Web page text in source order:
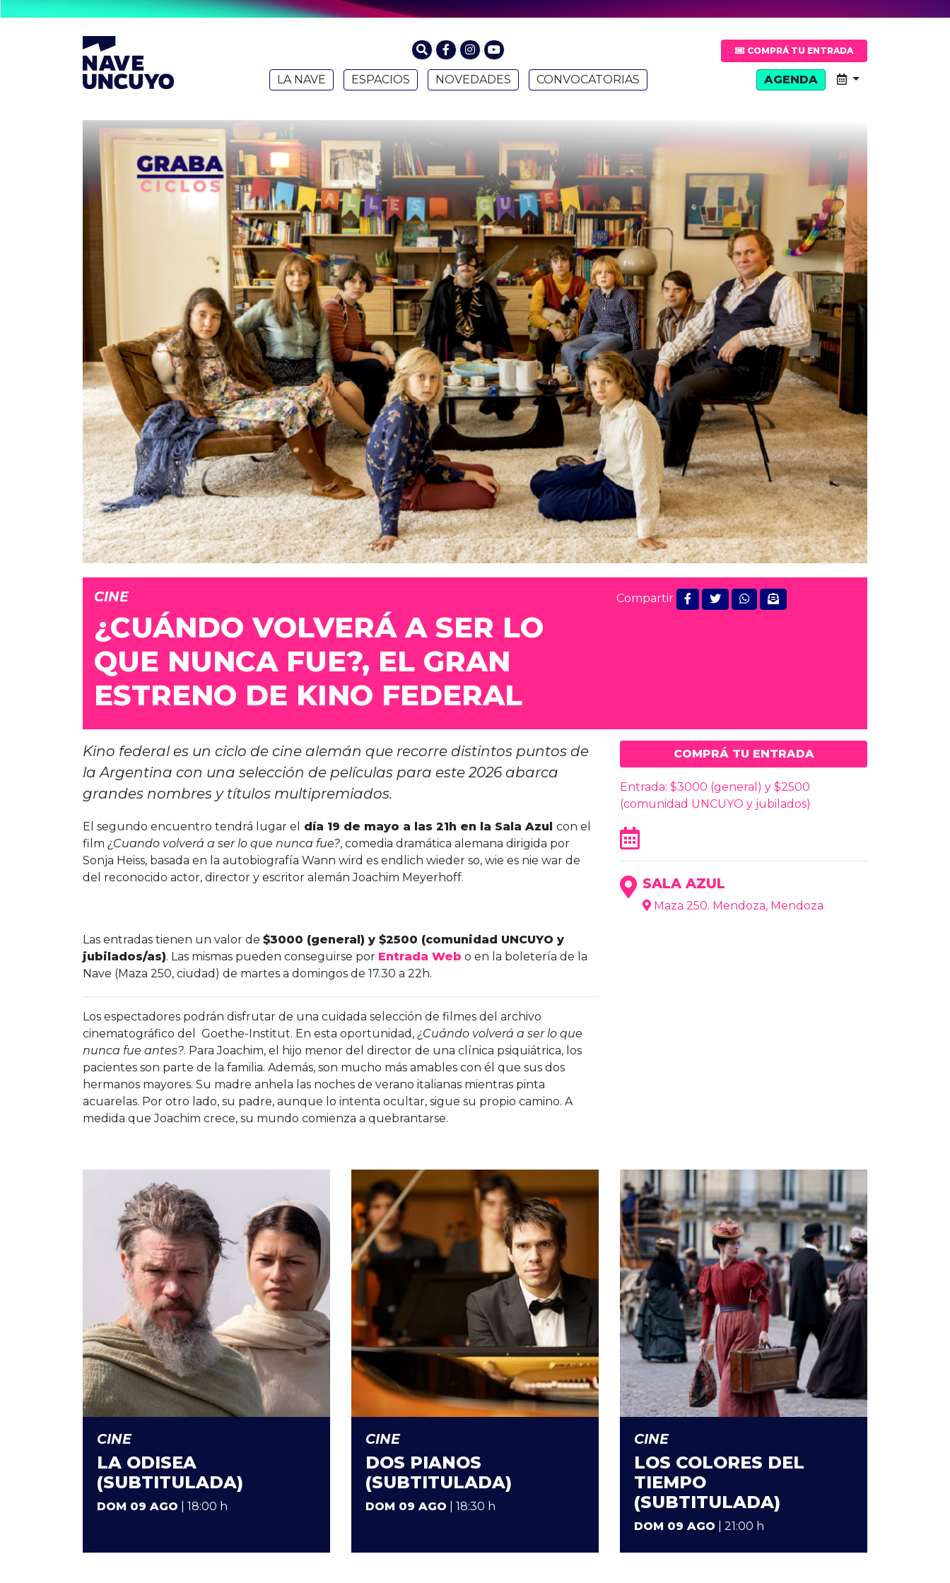
COMPRÁ TU ENTRADA
LA NAVE ESPACIOS NOVEDADES CONVOCATORIAS AGENDA
CINE
¿CUÁNDO VOLVERÁ A SER LO
QUE NUNCA FUE?, EL GRAN
ESTRENO DE KINO FEDERAL
Compartir
Kino federal es un ciclo de cine alemán que recorre distintos puntos de
la Argentina con una selección de películas para este 2026 abarca
grandes nombres y títulos multipremiados.
El segundo encuentro tendrá lugar el día 19 de mayo a las 21h en la Sala Azul con el
film ¿Cuando volverá a ser lo que nunca fue?, comedia dramática alemana dirigida por
Sonja Heiss, basada en la autobiografía Wann wird es endlich wieder so, wie es nie war de
del reconocido actor, director y escritor alemán Joachim Meyerhoff.
Las entradas tienen un valor de $3000 (general) y $2500 (comunidad UNCUYO y
jubilados/as). Las mismas pueden conseguirse por Entrada Web o en la boletería de la
Nave (Maza 250, ciudad) de martes a domingos de 17.30 a 22h.
Los espectadores podrán disfrutar de una cuidada selección de filmes del archivo
cinematográfico del Goethe-Institut. En esta oportunidad, ¿Cuándo volverá a ser lo que
nunca fue antes?. Para Joachim, el hijo menor del director de una clínica psiquiátrica, los
pacientes son parte de la familia. Además, son mucho más amables con él que sus dos
hermanos mayores. Su madre anhela las noches de verano italianas mientras pinta
acuarelas. Por otro lado, su padre, aunque lo intenta ocultar, sigue su propio camino. A
medida que Joachim crece, su mundo comienza a quebrantarse.
COMPRÁ TU ENTRADA
Entrada: $3000 (general) y $2500
(comunidad UNCUYO y jubilados)
SALA AZUL
Maza 250. Mendoza, Mendoza
CINE
LA ODISEA
(SUBTITULADA)
DOM 09 AGO | 18:00 h
CINE
DOS PIANOS
(SUBTITULADA)
DOM 09 AGO | 18:30 h
CINE
LOS COLORES DEL
TIEMPO
(SUBTITULADA)
DOM 09 AGO | 21:00 h